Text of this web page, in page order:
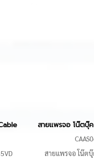
สายแพรจอ โน๊ตบุ๊ค
สายแพรจอ โน๊ตบุ๊